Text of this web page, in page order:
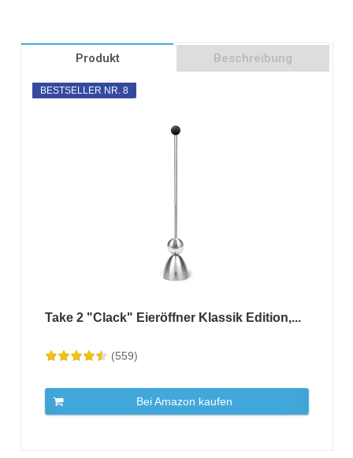
Produkt Beschreibung
BESTSELLER NR. 8
Take 2 "Clack" Eieröffner Klassik Edition,...
(559)
Bei Amazon kaufen